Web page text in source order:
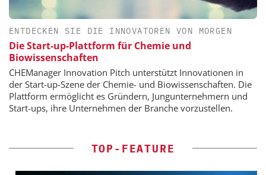
ENTDECKEN SIE DIE INNOVATOREN VON MORGEN
Die Start-up-Plattform für Chemie und
Biowissenschaften
CHEManager Innovation Pitch unterstützt Innovationen in
der Start-up-Szene der Chemie- und Biowissenschaften. Die
Plattform ermöglicht es Gründern, Jungunternehmern und
Start-ups, ihre Unternehmen der Branche vorzustellen.
TOP-FEATURE